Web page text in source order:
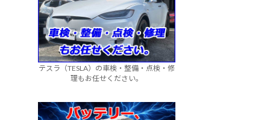
テスラ（TESLA）の車検・整備・点検・修
理もお任せください。